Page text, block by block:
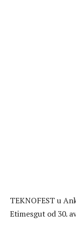
TEKNOFEST u
Etimesgut od 30.